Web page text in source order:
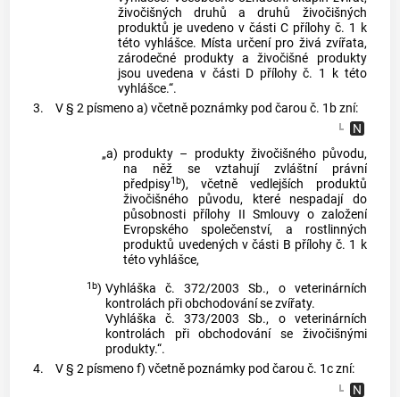
živočišných druhů a druhů živočišných
produktů je uvedeno v části C přílohy č. 1 k
této vyhlášce. Místa určení pro živá zvířata,
zárodečné produkty a živočišné produkty
jsou uvedena v části D přílohy č. 1 k této
vyhlášce.“.
3.
V § 2 písmeno a) včetně poznámky pod čarou č. 1b zní:
„a) produkty – produkty živočišného původu,
na něž se vztahují zvláštní právní
předpisy1b), včetně vedlejších produktů
živočišného původu, které nespadají do
působnosti přílohy II Smlouvy o založení
Evropského společenství, a rostlinných
produktů uvedených v části B přílohy č. 1 k
této vyhlášce,
1b) Vyhláška č. 372/2003 Sb., o veterinárních
kontrolách při obchodování se zvířaty.
Vyhláška č. 373/2003 Sb., o veterinárních
kontrolách při obchodování se živočišnými
produkty.“.
4.
V § 2 písmeno f) včetně poznámky pod čarou č. 1c zní: